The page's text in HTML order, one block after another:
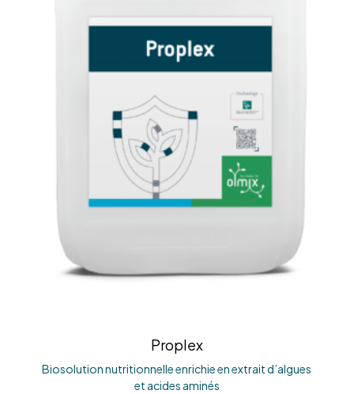
Proplex
Biosolution nutritionnelle enrichie en extrait d’algues
et acides aminés